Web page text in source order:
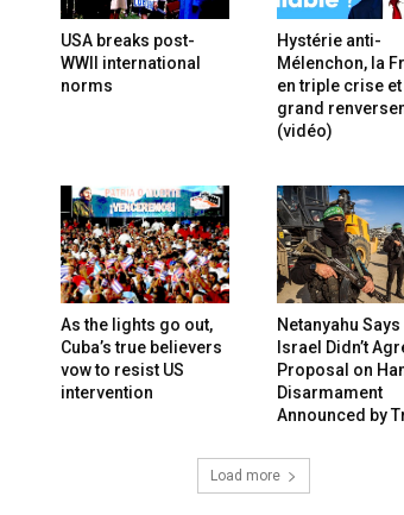
USA breaks post-
WWII international
norms
Hystérie anti-
Mélenchon, la
en triple crise
grand
(vidéo)
As the lights go out,
Cuba’s true believers
vow to resist US
intervention
Netanyahu Says
Israel Didn’t
Proposal on
Disarmament
Announced by
Load more